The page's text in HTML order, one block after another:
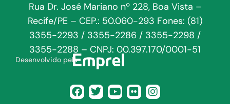
Rua Dr. José Mariano nº 228, Boa Vista –
Recife/PE – CEP.: 50.060-293 Fones: (81)
3355-2293 / 3355-2286 / 3355-2298 /
3355-2288 – CNPJ: 00.397.170/0001-51
Desenvolvido pela